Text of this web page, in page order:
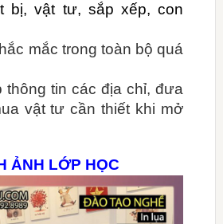
bị, vật tư, sắp xếp, con
mắc trong toàn bộ quá
tin các địa chỉ, đưa
vật tư cần thiết khi mở
ẢNH LỚP HỌC